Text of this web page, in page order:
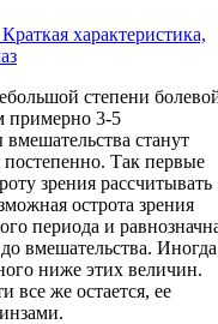
характеристика,
степени
примерно 3-5
станут
постепенно. Так первые
зрения рассчитывать
острота зрения
периода и
вмешательства.
ниже этих величин.
все же остается, ее